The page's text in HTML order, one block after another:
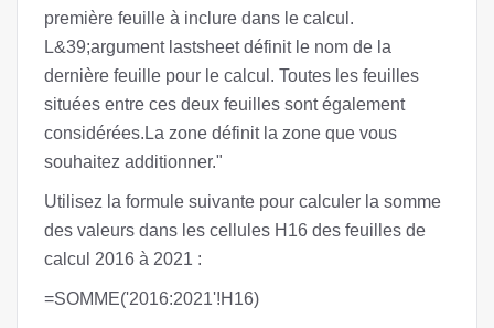
première feuille à inclure dans le calcul.
L&39;argument lastsheet définit le nom de la
dernière feuille pour le calcul. Toutes les feuilles
situées entre ces deux feuilles sont également
considérées.La zone définit la zone que vous
souhaitez additionner."
Utilisez la formule suivante pour calculer la somme
des valeurs dans les cellules H16 des feuilles de
calcul 2016 à 2021 :
=SOMME('2016:2021'!H16)